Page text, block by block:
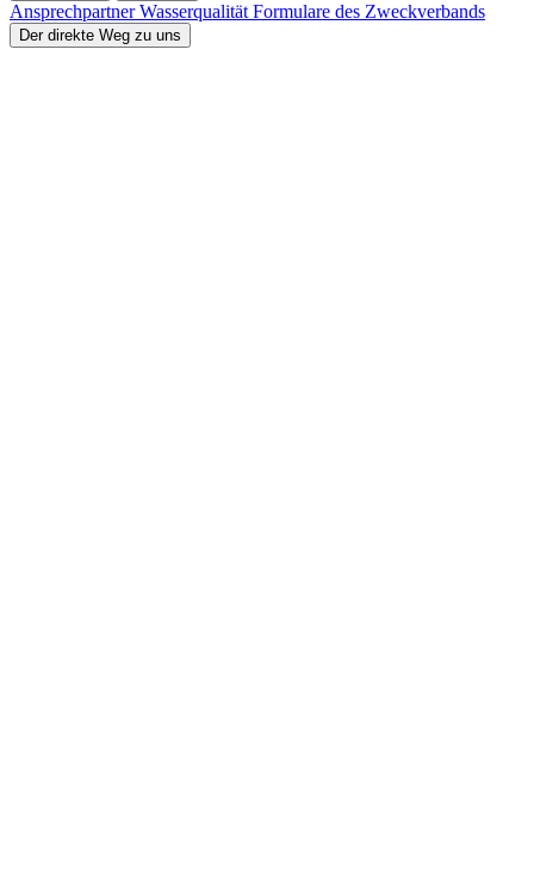
Ansprechpartner Wasserqualität Formulare des Zweckverbands
Der direkte Weg zu uns